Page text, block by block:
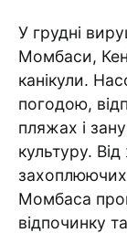
У грудні
Момбаси,
канікули.
погодою,
пляжах і
культуру.
захоплюючих
Момбаса
відпочинку